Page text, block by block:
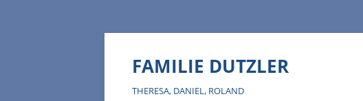
Zum
FAMILIE DUTZLER
THERESA, DANIEL, ROLAND